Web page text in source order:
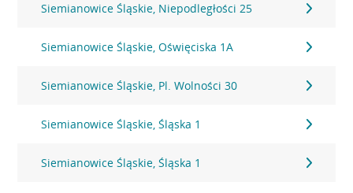
Siemianowice Śląskie, Niepodległości 25
Siemianowice Śląskie, Oświęciska 1A
Siemianowice Śląskie, Pl. Wolności 30
Siemianowice Śląskie, Śląska 1
Siemianowice Śląskie, Śląska 1